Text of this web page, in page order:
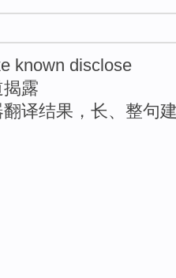
known disclose
露
翻译结果，长、整句